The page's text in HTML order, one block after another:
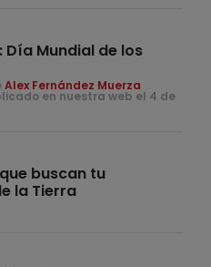
Mundial de los
Alex Fernández Muerza
en nuestra web el 4 de
buscan tu
la Tierra